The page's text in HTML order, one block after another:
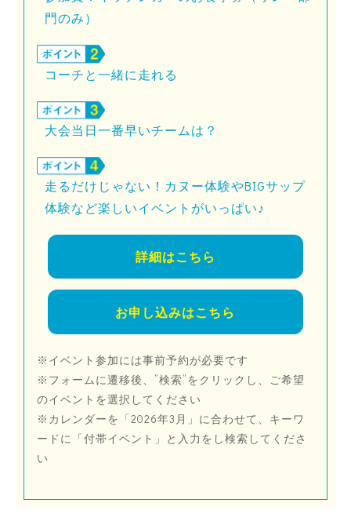
門のみ）
コーチと一緒に走れる
大会当日一番早いチームは？
走るだけじゃない！カヌー体験やBIGサップ
体験など楽しいイベントがいっぱい♪
詳細はこちら
お申し込みはこちら
※イベント参加には事前予約が必要です
※フォームに遷移後、”検索”をクリックし、ご希望
のイベントを選択してください
※カレンダーを「2026年3月」に合わせて、キーワ
ードに「付帯イベント」と入力をし検索してくださ
い